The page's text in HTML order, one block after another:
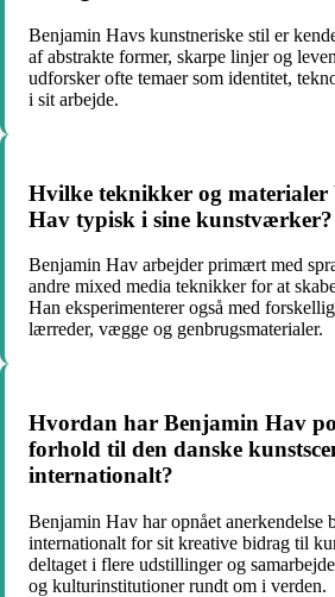
Benjamin Havs kunstneriske stil er
af abstrakte former, skarpe linjer og
udforsker ofte temaer som identitet,
i sit arbejde.
Hvilke teknikker og
Hav typisk i sine kunstværker?
Benjamin Hav arbejder primært med
andre mixed media teknikker for at
Han eksperimenterer også med
lærreder, vægge og genbrugsmaterialer.
Hvordan har Benjamin Hav
forhold til den danske
internationalt?
Benjamin Hav har opnået anerkendelse
internationalt for sit kreative bidrag til
deltaget i flere udstillinger og
og kulturinstitutioner rundt om i verden.